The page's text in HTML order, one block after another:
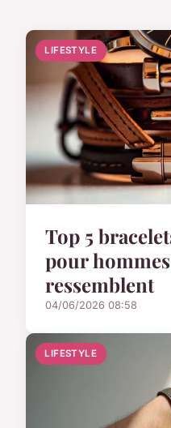
LIFESTYLE
Top 5
pour
ressemblent
04/06/2026 08:58
LIFESTYLE